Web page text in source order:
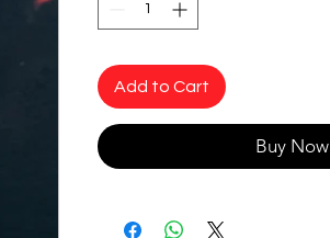
Add to Cart
Buy Now